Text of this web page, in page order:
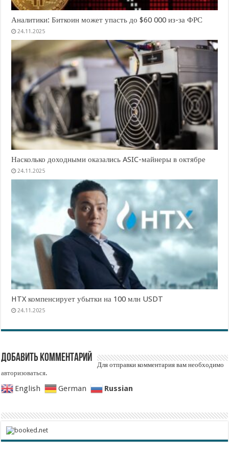
Аналитики: Биткоин может упасть до $60 000 из-за ФРС
24.11.2025
Насколько доходными оказались ASIC-майнеры в октябре
24.11.2025
HTX компенсирует убытки на 100 млн USDT
24.11.2025
Добавить комментарий
Для отправки комментария вам необходимо
авторизоваться.
English German Russian